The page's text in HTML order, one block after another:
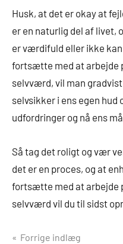
Husk, at det er okay at
er en naturlig del af livet,
er værdifuld eller ikke kan
fortsætte med at arbejde
selvværd, vil man
selvsikker i ens egen hud
udfordringer og nå ens
Så tag det roligt og vær
det er en proces, og at
fortsætte med at arbejde
selvværd vil du til sidst
Forrige indlæg